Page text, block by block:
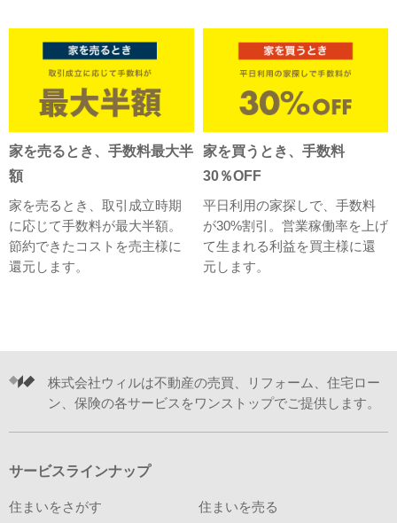
家を売るとき、手数料最大半
額
家を売るとき、取引成立時期
に応じて手数料が最大半額。
節約できたコストを売主様に
還元します。
家を買うとき、手数料
30％OFF
平日利用の家探しで、手数料
が30%割引。営業稼働率を上げ
て生まれる利益を買主様に還
元します。
株式会社ウィルは不動産の売買、リフォーム、住宅ロー
ン、保険の各サービスをワンストップでご提供します。
サービスラインナップ
住まいをさがす 住まいを売る